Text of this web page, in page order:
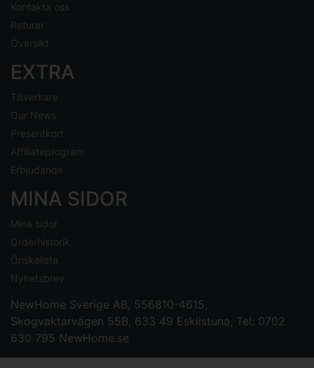
Kontakta oss
Returer
Översikt
EXTRA
Tillverkare
Our News
Presentkort
Affiliateprogram
Erbjudande
MINA SIDOR
Mina sidor
Orderhistorik
Önskelista
Nyhetsbrev
NewHome Sverige AB, 556810-4615,
Skogvaktarvägen 55B, 633 49 Eskilstuna, Tel: 0702
630 795 NewHome.se